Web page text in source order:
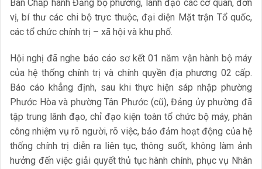
Ban Chấp hành Đảng bộ phường, lãnh đạo các cơ quan, đơn
vị, bí thư các chi bộ trực thuộc, đại diện Mặt trận Tổ quốc,
các tổ chức chính trị – xã hội và khu phố.
Hội nghị đã nghe báo cáo sơ kết 01 năm vận hành bộ máy
của hệ thống chính trị và chính quyền địa phương 02 cấp.
Báo cáo khẳng định, sau khi thực hiện sáp nhập phường
Phước Hòa và phường Tân Phước (cũ), Đảng ủy phường đã
tập trung lãnh đạo, chỉ đạo kiện toàn tổ chức bộ máy, phân
công nhiệm vụ rõ người, rõ việc, bảo đảm hoạt động của hệ
thống chính trị diễn ra liên tục, thông suốt, không làm ảnh
hưởng đến việc giải quyết thủ tục hành chính, phục vụ Nhân